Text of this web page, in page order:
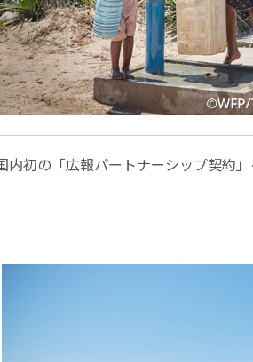
初の「広報パートナーシップ契約